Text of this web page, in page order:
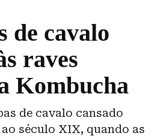
de cavalo
raves
Kombucha
de cavalo cansado
século XIX, quando as